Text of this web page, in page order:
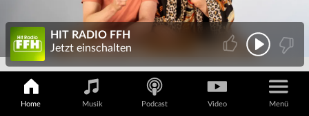
Home Musik Podcast Video Menü
HIT RADIO FFH
Jetzt einschalten